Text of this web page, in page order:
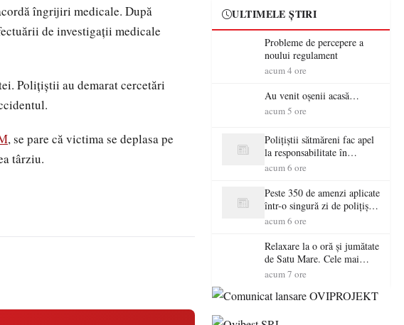
îngrijiri medicale. După
de investigații medicale
Polițiștii au demarat cercetări
, se pare că victima se deplasa pe
târziu.
ULTIMELE ȘTIRI
Probleme de percepere a
noului regulament
acum 4 ore
Au venit oșenii acasă…
acum 5 ore
Polițiștii sătmăreni fac apel
la responsabilitate în
trafic…
acum 6 ore
Peste 350 de amenzi aplicate
într-o singură zi de polițiștii
sătmăreni
acum 6 ore
Relaxare la o oră și jumătate
de Satu Mare. Cele mai
spectaculoase piscine
Maramureș, ideale pentru o
acum 7 ore